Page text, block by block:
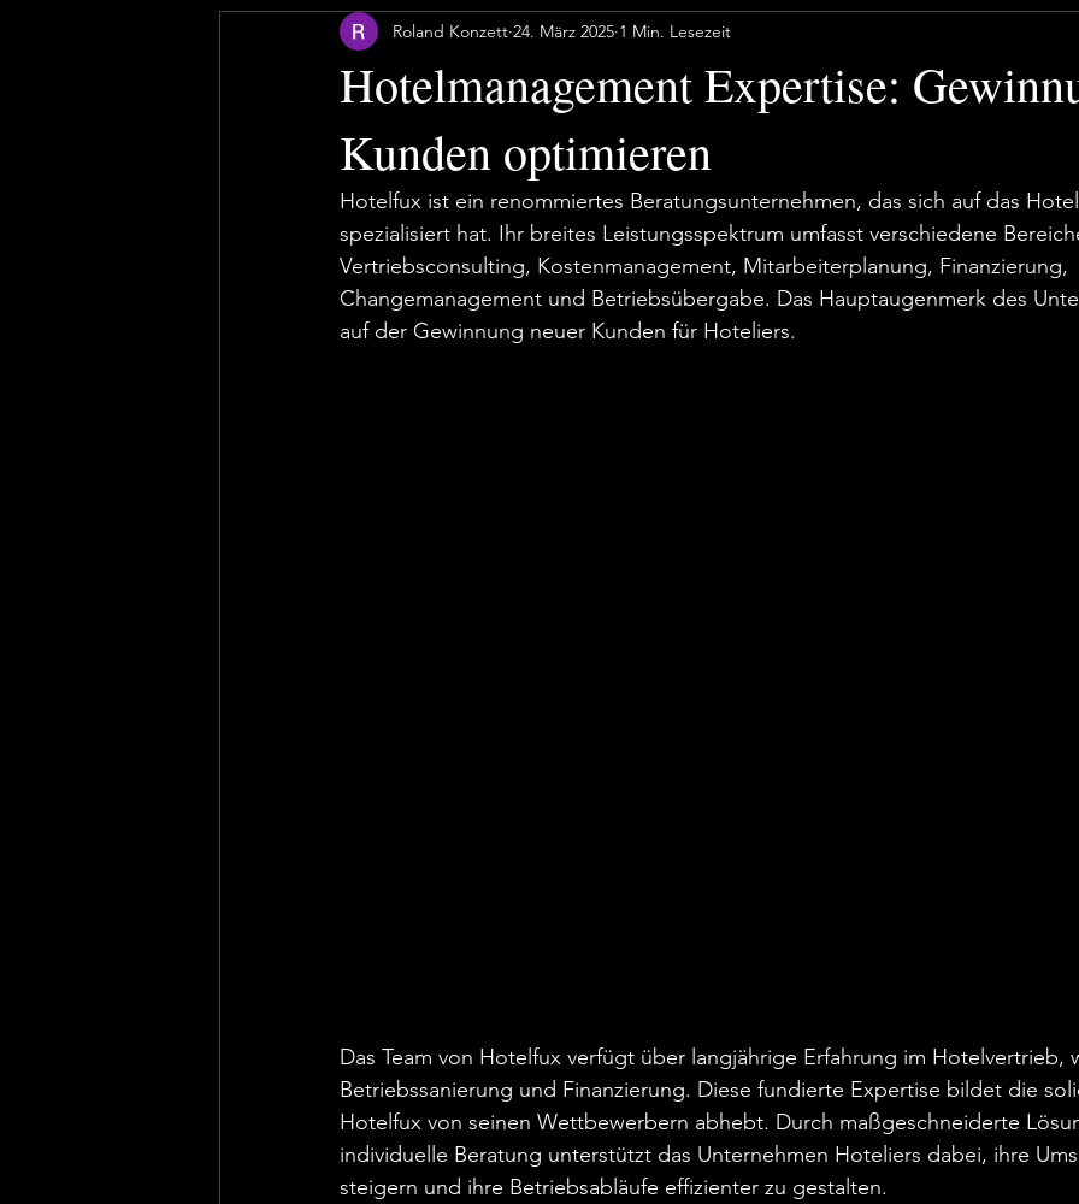
Hotelmanagement Expertise:
Kunden optimieren
Roland Konzett 24. März 2025 1 Min. Lesezeit
Hotelfux ist ein renommiertes Beratungsunternehmen, das sich auf das
spezialisiert hat. Ihr breites Leistungsspektrum umfasst verschiedene
Vertriebsconsulting, Kostenmanagement, Mitarbeiterplanung, Finanzierung,
Changemanagement und Betriebsübergabe. Das Hauptaugenmerk des
auf der Gewinnung neuer Kunden für Hoteliers.
Das Team von Hotelfux verfügt über langjährige Erfahrung im Hotelvertrieb,
Betriebssanierung und Finanzierung. Diese fundierte Expertise bildet die
Hotelfux von seinen Wettbewerbern abhebt. Durch maßgeschneiderte
individuelle Beratung unterstützt das Unternehmen Hoteliers dabei, ihre
steigern und ihre Betriebsabläufe effizienter zu gestalten.